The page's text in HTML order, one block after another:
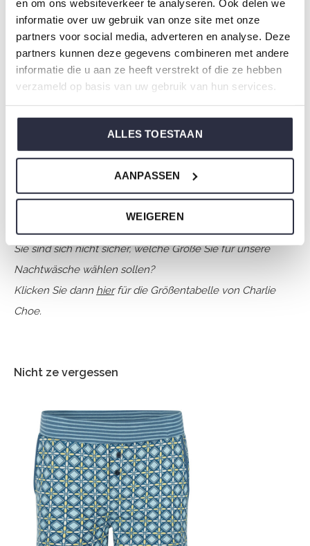
en om ons websiteverkeer te analyseren. Ook delen we
informatie over uw gebruik van onze site met onze
partners voor social media, adverteren en analyse. Deze
partners kunnen deze gegevens combineren met andere
informatie die u aan ze heeft verstrekt of die ze hebben
verzameld op basis van uw gebruik van hun services.
ALLES TOESTAAN
AANPASSEN
WEIGEREN
Thema: N Amalfi Coast
Kollektion: Damen
Typ:
Sommerkollektion
Geschlecht: Damen
Farbe: Navy
Zusammensetzung: 95% Cotton/ 5% Elastane
Artikelnummer: N59110-38
Sie sind sich nicht sicher, welche Größe Sie für unsere
Nachtwäsche wählen sollen?
Klicken Sie dann hierfür die Größentabelle von Charlie
Choe.
Nicht ze vergessen